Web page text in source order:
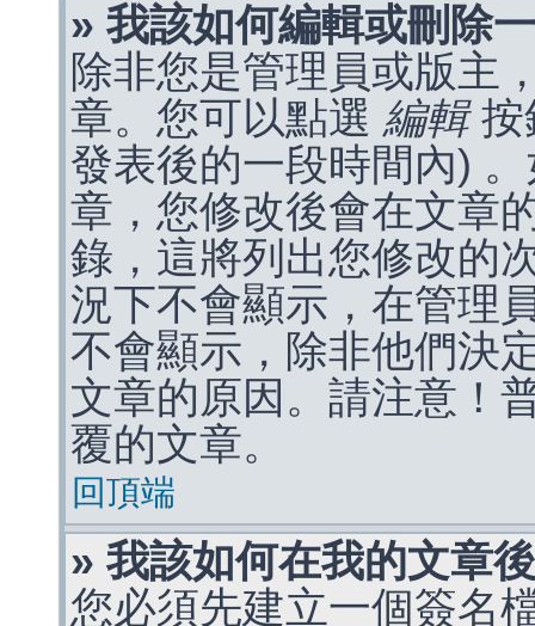
» 我該如何編輯或刪除
除非您是管理員或版主
章。您可以點選 編輯按
發表後的一段時間內)
章，您修改後會在文章
錄，這將列出您修改的
況下不會顯示，在管理
不會顯示，除非他們決
文章的原因。請注意！
覆的文章。
回頂端
» 我該如何在我的文章
您必須先建立一個簽名